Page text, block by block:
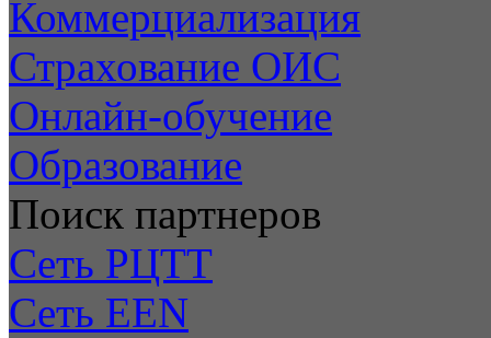
Коммерциализация
Страхование ОИС
Онлайн-обучение
Образование
Поиск партнеров
Сеть РЦТТ
Сеть EEN